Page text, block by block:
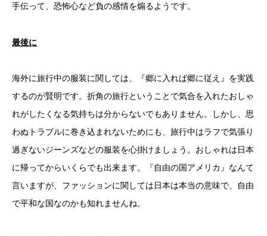
手伝って、恐怖心など負の感情を煽るようです。
最後に
海外に旅行中の服装に関しては、『郷に入れば郷に従え』を実践
するのが賢明です。折角の旅行ということで気合を入れたおしゃ
れがしたくなる気持ちは分からないでもありません。しかし、思
わぬトラブルに巻き込まれないためにも、旅行中はラフで気張り
過ぎないジーンズなどの服装を心掛けましょう。おしゃれは日本
に帰ってからいくらでも出来ます。『自由の国アメリカ』なんて
言いますが、ファッションに関しては日本は本当の意味で、自由
で平和な国なのかも知れませんね。